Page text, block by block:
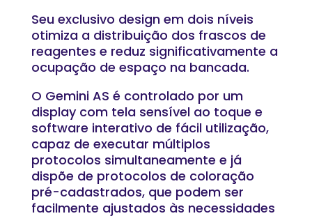
Seu exclusivo design em dois níveis
otimiza a distribuição dos frascos de
reagentes e reduz significativamente a
ocupação de espaço na bancada.
O Gemini AS é controlado por um
display com tela sensível ao toque e
software interativo de fácil utilização,
capaz de executar múltiplos
protocolos simultaneamente e já
dispõe de protocolos de coloração
pré-cadastrados, que podem ser
facilmente ajustados às necessidades